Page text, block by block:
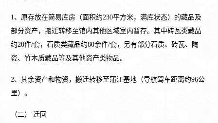
1、原存放在简易库房（面积约230平方米，满库状态）的藏品及
部分资产，搬迁转移至馆内其他区域室内暂存。其中砖瓦类藏品
约20件/套，石质类藏品约80余件/套，另有部分石质、砖瓦、陶
瓷、竹木质藏品等及其他资产类物品。
2、其余资产和物资，搬迁转移至蒲江基地（导航驾车距离约96公
里）。
（二） 迁回